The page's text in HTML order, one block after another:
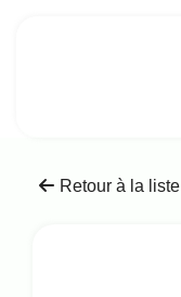
Retour à la liste